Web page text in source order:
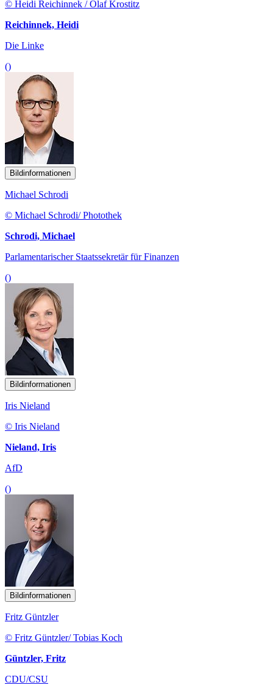
© Heidi Reichinnek / Olaf Krostitz
Reichinnek, Heidi
Die Linke
()
Bildinformationen
Michael Schrodi
© Michael Schrodi/ Photothek
Schrodi, Michael
Parlamentarischer Staatssekretär für Finanzen
()
Bildinformationen
Iris Nieland
© Iris Nieland
Nieland, Iris
AfD
()
Bildinformationen
Fritz Güntzler
© Fritz Güntzler/ Tobias Koch
Güntzler, Fritz
CDU/CSU